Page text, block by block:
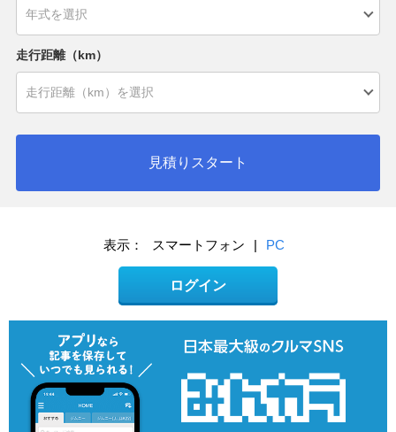
走行距離（km）
見積りスタート
表示： スマートフォン | PC
ログイン